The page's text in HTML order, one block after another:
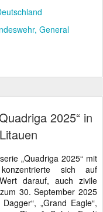
General
2025“ in
„Quadriga 2025“ mit
sich auf
darauf, auch zivile
30. September 2025
„Grand Eagle“,